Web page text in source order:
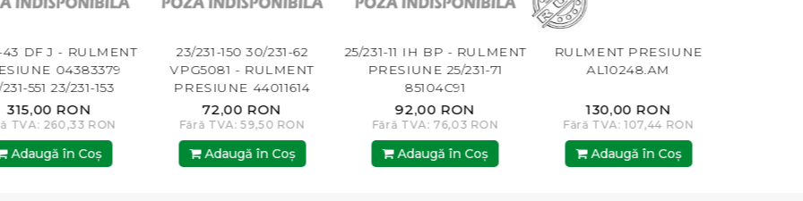
43 DF J - RULMENT
04383379
551 23/231-153
315,00 RON
TVA: 260,33 RON
Adaugă în Coş
23/231-150 30/231-62
VPG5081 - RULMENT
PRESIUNE 44011614
72,00 RON
Fără TVA: 59,50 RON
Adaugă în Coş
25/231-11 IH BP - RULMENT
PRESIUNE 25/231-71
85104C91
92,00 RON
Fără TVA: 76,03 RON
Adaugă în Coş
RULMENT PRESIUNE
AL10248.AM
130,00 RON
Fără TVA: 107,44 RON
Adaugă în Coş